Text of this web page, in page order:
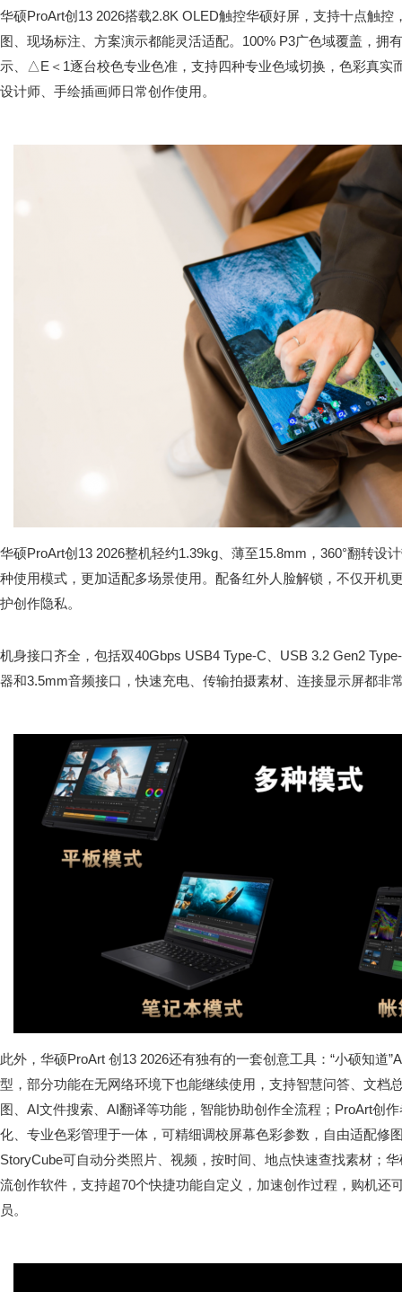
华硕ProArt创13 2026搭载2.8K OLED触控华硕好屏，支持十点触
图、现场标注、方案演示都能灵活适配。100% P3广色域覆盖，拥
示、△E＜1逐台校色专业色准，支持四种专业色域切换，色彩真实
设计师、手绘插画师日常创作使用。
华硕ProArt创13 2026整机轻约1.39kg、薄至15.8mm，360°翻转设
种使用模式，更加适配多场景使用。配备红外人脸解锁，不仅开机
护创作隐私。
机身接口齐全，包括双40Gbps USB4 Type-C、USB 3.2 Gen2
器和3.5mm音频接口，快速充电、传输拍摄素材、连接显示屏都非
此外，华硕ProArt 创13 2026还有独有的一套创意工具：“小硕知道
型，部分功能在无网络环境下也能继续使用，支持智慧问答、文档
图、AI文件搜索、AI翻译等功能，智能协助创作全流程；ProArt创
化、专业色彩管理于一体，可精细调校屏幕色彩参数，自由适配修
StoryCube可自动分类照片、视频，按时间、地点快速查找素材；
流创作软件，支持超70个快捷功能自定义，加速创作过程，购机还
员。